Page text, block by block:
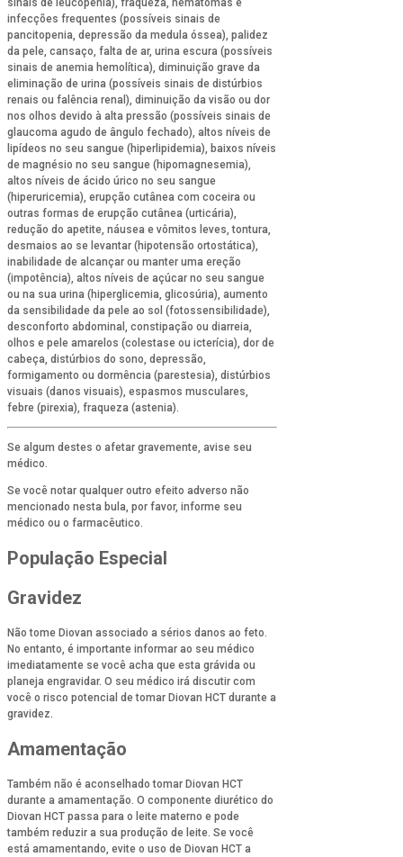
sinais de leucopenia), fraqueza, hematomas e
infecções frequentes (possíveis sinais de
pancitopenia, depressão da medula óssea), palidez
da pele, cansaço, falta de ar, urina escura (possíveis
sinais de anemia hemolítica), diminuição grave da
eliminação de urina (possíveis sinais de distúrbios
renais ou falência renal), diminuição da visão ou dor
nos olhos devido à alta pressão (possíveis sinais de
glaucoma agudo de ângulo fechado), altos níveis de
lipídeos no seu sangue (hiperlipidemia), baixos níveis
de magnésio no seu sangue (hipomagnesemia),
altos níveis de ácido úrico no seu sangue
(hiperuricemia), erupção cutânea com coceira ou
outras formas de erupção cutânea (urticária),
redução do apetite, náusea e vômitos leves, tontura,
desmaios ao se levantar (hipotensão ortostática),
inabilidade de alcançar ou manter uma ereção
(impotência), altos níveis de açúcar no seu sangue
ou na sua urina (hiperglicemia, glicosúria), aumento
da sensibilidade da pele ao sol (fotossensibilidade),
desconforto abdominal, constipação ou diarreia,
olhos e pele amarelos (colestase ou icterícia), dor de
cabeça, distúrbios do sono, depressão,
formigamento ou dormência (parestesia), distúrbios
visuais (danos visuais), espasmos musculares,
febre (pirexia), fraqueza (astenia).
Se algum destes o afetar gravemente, avise seu
médico.
Se você notar qualquer outro efeito adverso não
mencionado nesta bula, por favor, informe seu
médico ou o farmacêutico.
População Especial
Gravidez
Não tome Diovan associado a sérios danos ao feto.
No entanto, é importante informar ao seu médico
imediatamente se você acha que esta grávida ou
planeja engravidar. O seu médico irá discutir com
você o risco potencial de tomar Diovan HCT durante a
gravidez.
Amamentação
Também não é aconselhado tomar Diovan HCT
durante a amamentação. O componente diurético do
Diovan HCT passa para o leite materno e pode
também reduzir a sua produção de leite. Se você
está amamentando, evite o uso de Diovan HCT a